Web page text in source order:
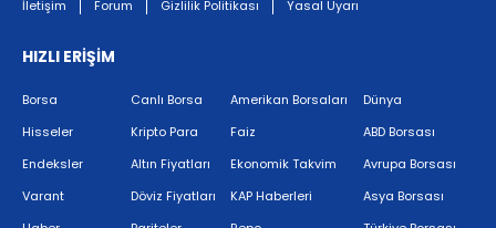
İletişim Forum Gizlilik Politikası Yasal Uyarı
HIZLI ERİŞİM
Borsa
Hisseler
Endeksler
Varant
Canlı Borsa
Kripto Para
Altın Fiyatları
Döviz Fiyatları
Amerikan Borsaları
Faiz
Ekonomik Takvim
KAP Haberleri
Dünya
ABD Borsası
Avrupa Borsası
Asya Borsası